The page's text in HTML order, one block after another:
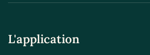
L'application